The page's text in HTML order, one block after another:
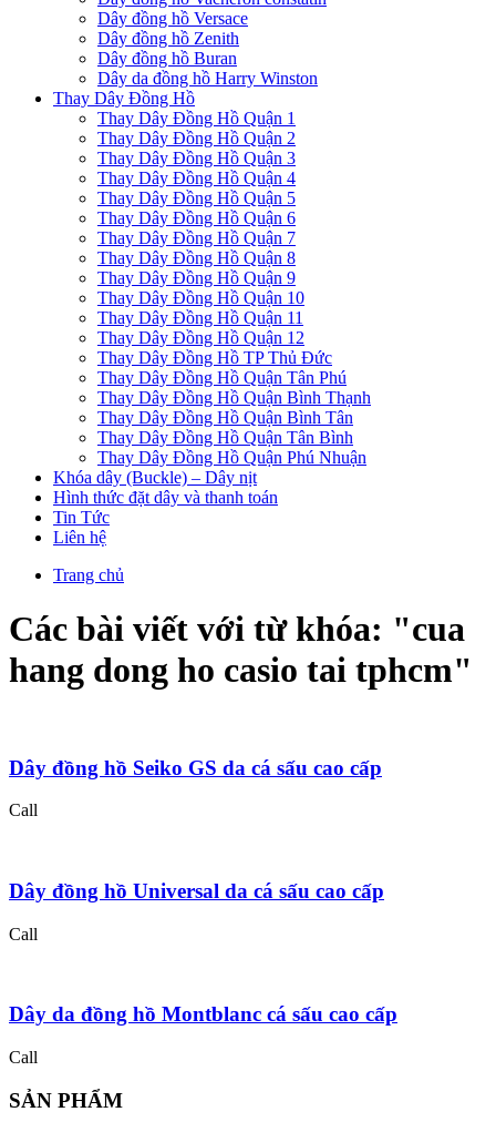
Dây đồng hồ Versace
Dây đồng hồ Zenith
Dây đồng hồ Buran
Dây da đồng hồ Harry Winston
Thay Dây Đồng Hồ
Thay Dây Đồng Hồ Quận 1
Thay Dây Đồng Hồ Quận 2
Thay Dây Đồng Hồ Quận 3
Thay Dây Đồng Hồ Quận 4
Thay Dây Đồng Hồ Quận 5
Thay Dây Đồng Hồ Quận 6
Thay Dây Đồng Hồ Quận 7
Thay Dây Đồng Hồ Quận 8
Thay Dây Đồng Hồ Quận 9
Thay Dây Đồng Hồ Quận 10
Thay Dây Đồng Hồ Quận 11
Thay Dây Đồng Hồ Quận 12
Thay Dây Đồng Hồ TP Thủ Đức
Thay Dây Đồng Hồ Quận Tân Phú
Thay Dây Đồng Hồ Quận Bình Thạnh
Thay Dây Đồng Hồ Quận Bình Tân
Thay Dây Đồng Hồ Quận Tân Bình
Thay Dây Đồng Hồ Quận Phú Nhuận
Khóa dây (Buckle) – Dây nịt
Hình thức đặt dây và thanh toán
Tin Tức
Liên hệ
Trang chủ
Các bài viết với từ khóa: "cua
hang dong ho casio tai tphcm"
Dây đồng hồ Seiko GS da cá sấu cao cấp
Call
Dây đồng hồ Universal da cá sấu cao cấp
Call
Dây da đồng hồ Montblanc cá sấu cao cấp
Call
SẢN PHẨM